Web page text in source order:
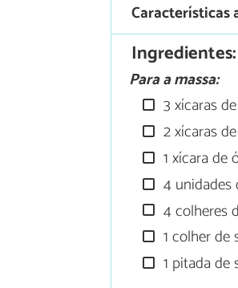
Características
Ingredientes:
Para a massa:
3 xícaras
2 xícaras
1 xícara de
4 unidades
4 colheres
1 colher de
1 pitada de